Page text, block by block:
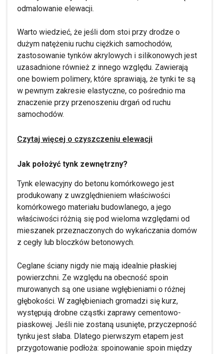
odmalowanie elewacji.
Warto wiedzieć, że jeśli dom stoi przy drodze o
dużym natężeniu ruchu ciężkich samochodów,
zastosowanie tynków akrylowych i silikonowych jest
uzasadnione również z innego względu. Zawierają
one bowiem polimery, które sprawiają, że tynki te są
w pewnym zakresie elastyczne, co pośrednio ma
znaczenie przy przenoszeniu drgań od ruchu
samochodów.
Czytaj więcej o czyszczeniu elewacji
Jak położyć tynk zewnętrzny?
Tynk elewacyjny do betonu komórkowego jest
produkowany z uwzględnieniem właściwości
komórkowego materiału budowlanego, a jego
właściwości różnią się pod wieloma względami od
mieszanek przeznaczonych do wykańczania domów
z cegły lub bloczków betonowych.
Ceglane ściany nigdy nie mają idealnie płaskiej
powierzchni. Ze względu na obecność spoin
murowanych są one usiane wgłębieniami o różnej
głębokości. W zagłębieniach gromadzi się kurz,
występują drobne cząstki zaprawy cementowo-
piaskowej. Jeśli nie zostaną usunięte, przyczepność
tynku jest słaba. Dlatego pierwszym etapem jest
przygotowanie podłoża: spoinowanie spoin między